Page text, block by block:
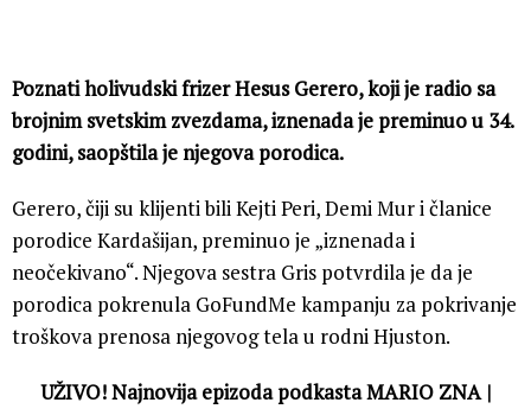
Poznati holivudski frizer Hesus Gerero, koji je radio sa
brojnim svetskim zvezdama, iznenada je preminuo u 34.
godini, saopštila je njegova porodica.
Gerero, čiji su klijenti bili Kejti Peri, Demi Mur i članice
porodice Kardašijan, preminuo je „iznenada i
neočekivano“. Njegova sestra Gris potvrdila je da je
porodica pokrenula GoFundMe kampanju za pokrivanje
troškova prenosa njegovog tela u rodni Hjuston.
UŽIVO! Najnovija epizoda podkasta MARIO ZNA |